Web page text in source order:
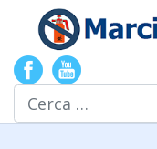
Cerca